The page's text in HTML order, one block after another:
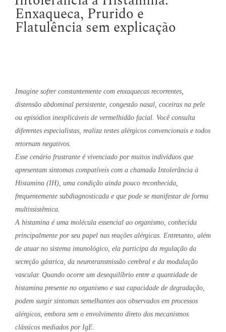
Enxaqueca, Prurido e
Flatulência sem explicação
Imagine sofrer constantemente com enxaquecas recorrentes,
distensão abdominal persistente, congestão nasal, coceiras na pele
ou episódios inexplicáveis de vermelhidão facial. Você consulta
diferentes especialistas, realiza testes alérgicos convencionais e todos
retornam negativos.
Esse cenário frustrante é vivenciado por muitos indivíduos que
apresentam sintomas compatíveis com a chamada Intolerância à
Histamina (IH), uma condição ainda pouco reconhecida,
frequentemente subdiagnosticada e que pode se manifestar de forma
multissistêmica.
A histamina é uma molécula essencial ao organismo, conhecida
principalmente por seu papel nas reações alérgicas. Entretanto, além
de atuar no sistema imunológico, ela participa da regulação da
secreção gástrica, da neurotransmissão cerebral e da modulação
vascular. Quando ocorre um desequilíbrio entre a quantidade de
histamina presente no organismo e sua capacidade de degradação,
podem surgir sintomas semelhantes aos observados em processos
alérgicos, embora sem o envolvimento direto dos mecanismos
clássicos mediados por IgE.